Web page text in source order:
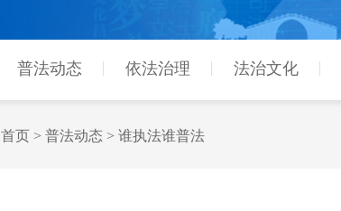
普法动态 依法治理 法治文化
首页 > 普法动态 > 谁执法谁普法